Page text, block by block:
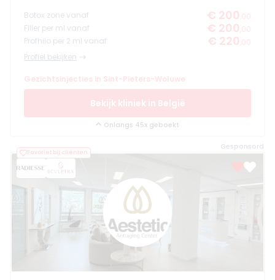
Botox zone vanaf € 200 ,00
Filler per ml vanaf
€ 200 ,00
Profhilo per 2 ml vanaf
€ 220 ,00
Profiel bekijken
Gezichtsinjecties in Sint-Pieters-Woluwe
Bekijk kliniek in België
Onlangs 45x geboekt
Gesponsord
Favoriet bij cliënten